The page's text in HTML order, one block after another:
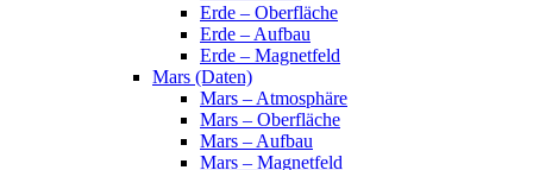
Erde – Oberfläche
Erde – Aufbau
Erde – Magnetfeld
Mars (Daten)
Mars – Atmosphäre
Mars – Oberfläche
Mars – Aufbau
Mars – Magnetfeld